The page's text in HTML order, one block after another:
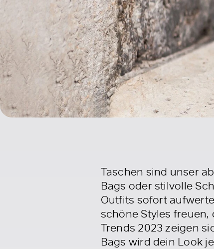
Taschen sind unser
Bags oder stilvolle
Outfits sofort
schöne Styles
Trends 2023 zeigen
Bags wird dein Look